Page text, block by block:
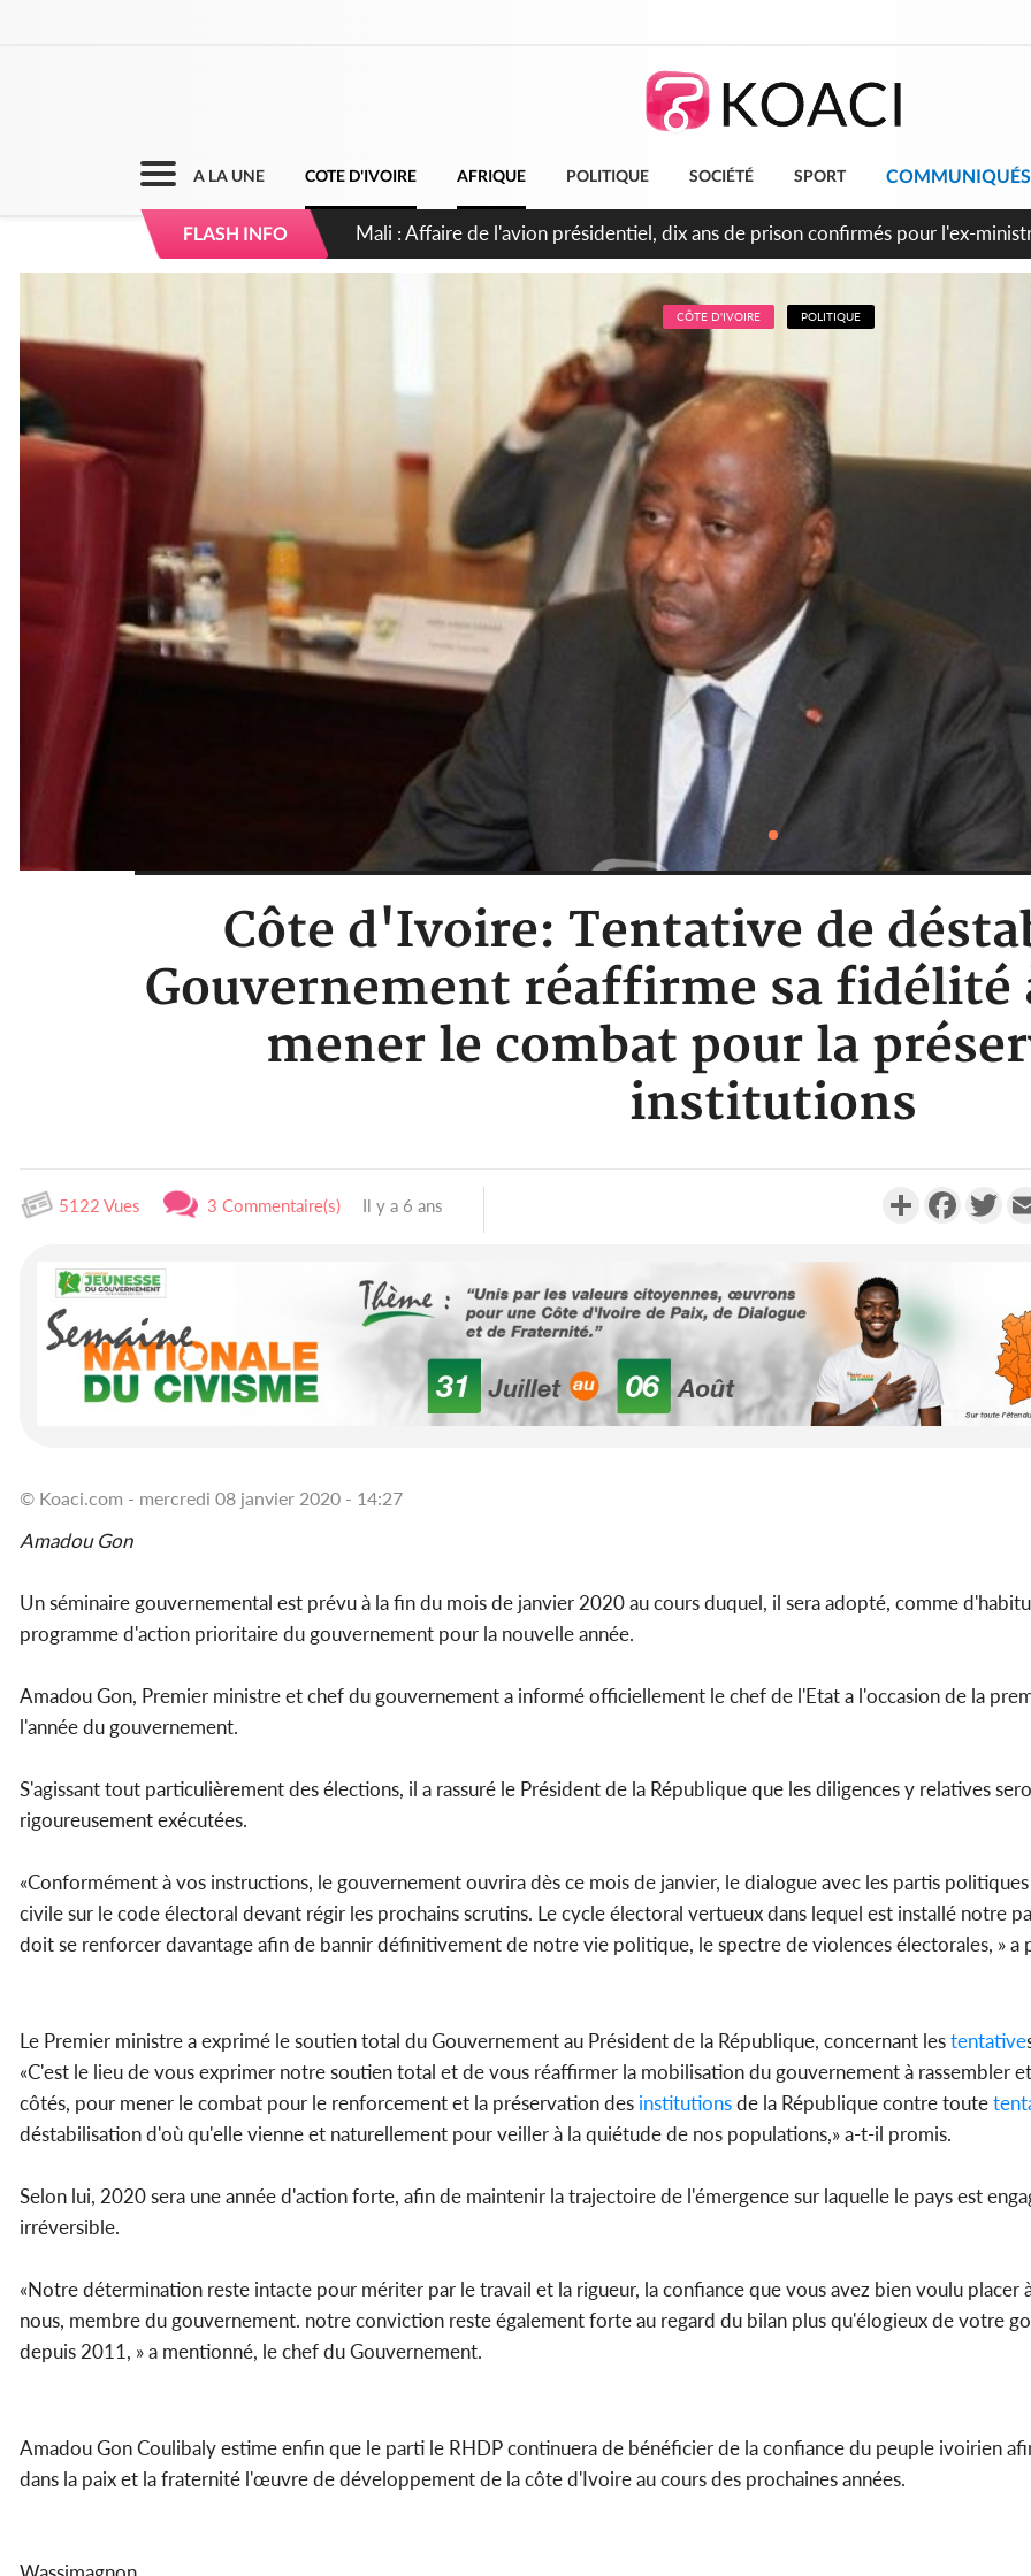
A LA UNE COTE D'IVOIRE AFRIQUE POLITIQUE SOCIÉTÉ SPORT COMMUNIQUÉS
FLASH INFO Nigeria : Le Togo et le Cameroun principaux acheteurs des produits de la
CÔTE D'IVOIRE POLITIQUE
Côte d'Ivoire: Tentative de
Gouvernement réaffirme sa fidélité
mener le combat pour la
institutions
5122 Vues 3 Commentaire(s) Il y a 6 ans Partager
© Koaci.com - mercredi 08 janvier 2020 - 14:27
Amadou Gon
Un séminaire gouvernemental est prévu à la fin du mois de janvier 2020 au cours duquel, il sera adopté, comme
programme d'action prioritaire du gouvernement pour la nouvelle année.
Amadou Gon, Premier ministre et chef du gouvernement a informé officiellement le chef de l'Etat a l'occasion de la
l'année du gouvernement.
S'agissant tout particulièrement des élections, il a rassuré le Président de la République que les diligences y relatives
rigoureusement exécutées.
«Conformément à vos instructions, le gouvernement ouvrira dès ce mois de janvier, le dialogue avec les partis
civile sur le code électoral devant régir les prochains scrutins. Le cycle électoral vertueux dans lequel est installé notre
doit se renforcer davantage afin de bannir définitivement de notre vie politique, le spectre de violences électorales, » a
Le Premier ministre a exprimé le soutien total du Gouvernement au Président de la République, concernant lestentative
«C'est le lieu de vous exprimer notre soutien total et de vous réaffirmer la mobilisation du gouvernement à rassembler
côtés, pour mener le combat pour le renforcement et la préservation des institutionsde la République contre toute
déstabilisation d'où qu'elle vienne et naturellement pour veiller à la quiétude de nos populations,» a-t-il promis.
Selon lui, 2020 sera une année d'action forte, afin de maintenir la trajectoire de l'émergence sur laquelle le pays est
irréversible.
«Notre détermination reste intacte pour mériter par le travail et la rigueur, la confiance que vous avez bien voulu placer
nous, membre du gouvernement. notre conviction reste également forte au regard du bilan plus qu'élogieux de votre
depuis 2011, » a mentionné, le chef du Gouvernement.
Amadou Gon Coulibaly estime enfin que le parti le RHDP continuera de bénéficier de la confiance du peuple ivoirien
dans la paix et la fraternité l'œuvre de développement de la côte d'Ivoire au cours des prochaines années.
POLITIQUE
Sénégal : Le ministre de
Justice somme les
responsables de
leur...
POLITIQUE
Côte d'Ivoire :